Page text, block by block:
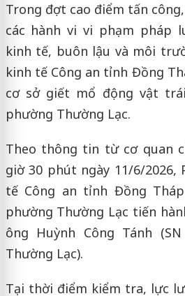
Trong đợt cao điểm tấn
các hành vi vi phạm pháp
kinh tế, buôn lậu và môi
kinh tế Công an tỉnh Đồng
cơ sở giết mổ động vật
phường Thường Lạc.
Theo thông tin từ cơ quan
giờ 30 phút ngày 11/6/2026,
tế Công an tỉnh Đồng
phường Thường Lạc tiến
ông Huỳnh Công Tánh
Thường Lạc).
Tại thời điểm kiểm tra, lực